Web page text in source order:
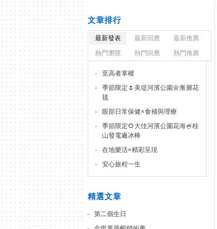
文章排行
最新發表 最新回應
最新推薦
熱門瀏覽
熱門回應 熱門推薦
至高者掌權
季節限定🌷美堤河濱公園🌼漸層花
毯
眼部日常保健×食補與理療
季節限定🌻大佳河濱公園花海🍧桂
山發電廠冰棒
在地樂活×精彩呈現
安心旅程一生
精選文章
第二個生日